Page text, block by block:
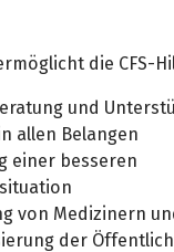
die CFS-
und
allen Belangen
einer besseren
von Medizinern
der